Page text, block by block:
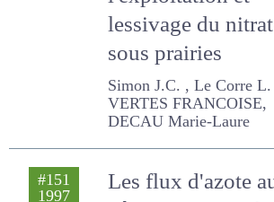
lessivage du
nitrate sous
prairies
Simon J.C. , Le Corre L. ,